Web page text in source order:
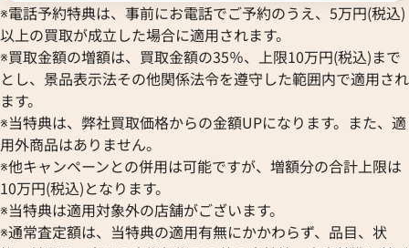
※電話予約特典は、事前にお電話でご予約のうえ、5万円(税込)
以上の買取が成立した場合に適用されます。
※買取金額の増額は、買取金額の35％、上限10万円(税込)まで
とし、景品表示法その他関係法令を遵守した範囲内で適用され
ます。
※当特典は、弊社買取価格からの金額UPになります。また、適
用外商品はありません。
※他キャンペーンとの併用は可能ですが、増額分の合計上限は
10万円(税込)となります。
※当特典は適用対象外の店舗がございます。
※通常査定額は、当特典の適用有無にかかわらず、品目、状